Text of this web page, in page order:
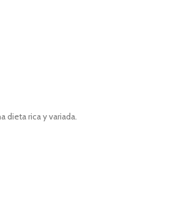
dieta rica y variada.